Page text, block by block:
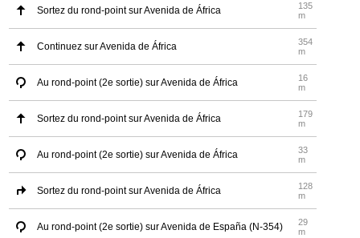
Sortez du rond-point sur Avenida de África
135
m
Continuez sur Avenida de África
354
m
Au rond-point (2e sortie) sur Avenida de África
16
m
Sortez du rond-point sur Avenida de África
179
m
Au rond-point (2e sortie) sur Avenida de África
33
m
Sortez du rond-point sur Avenida de África
128
m
Au rond-point (2e sortie) sur Avenida de España (N-354)
29
m